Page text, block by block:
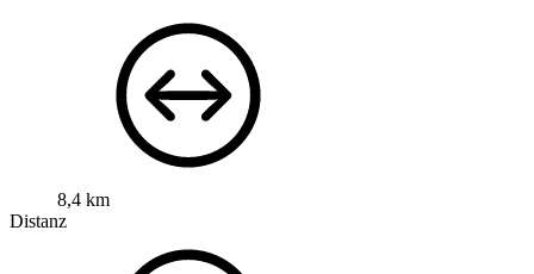
8,4 km
Distanz